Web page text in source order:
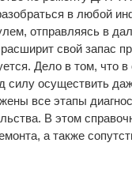
в любой
отправляясь в
свой запас
Дело в том, что
осуществить
все этапы
В этом
а также